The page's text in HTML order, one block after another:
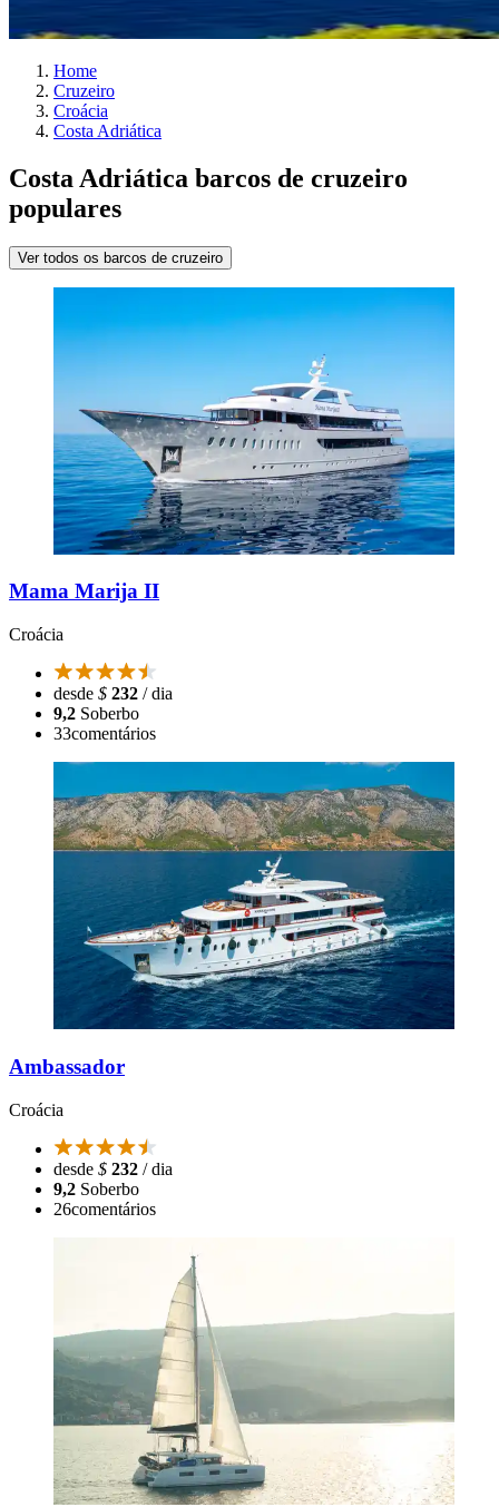
Home
Cruzeiro
Croácia
Costa Adriática
Costa Adriática barcos de cruzeiro
populares
Ver todos os barcos de cruzeiro
Mama Marija II
Croácia
desde $ 232 / dia
9,2 Soberbo
33comentários
Ambassador
Croácia
desde $ 232 / dia
9,2 Soberbo
26comentários